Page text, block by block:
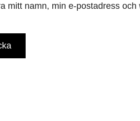
mitt namn, min e-postadress